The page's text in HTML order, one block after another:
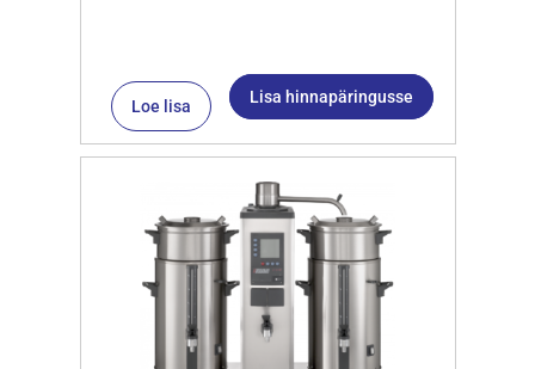
Loe lisa Lisa hinnapäringusse